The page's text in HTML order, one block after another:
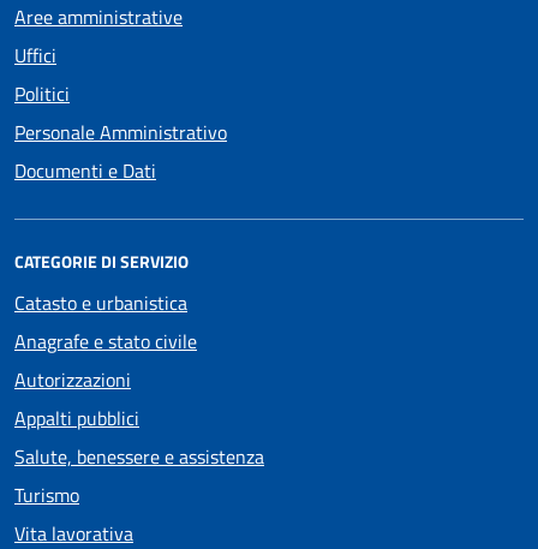
Aree amministrative
Uffici
Politici
Personale Amministrativo
Documenti e Dati
CATEGORIE DI SERVIZIO
Catasto e urbanistica
Anagrafe e stato civile
Autorizzazioni
Appalti pubblici
Salute, benessere e assistenza
Turismo
Vita lavorativa